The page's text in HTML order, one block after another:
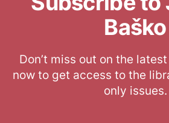
Baško
Don’t miss out on the
now to get access to the
only issues.